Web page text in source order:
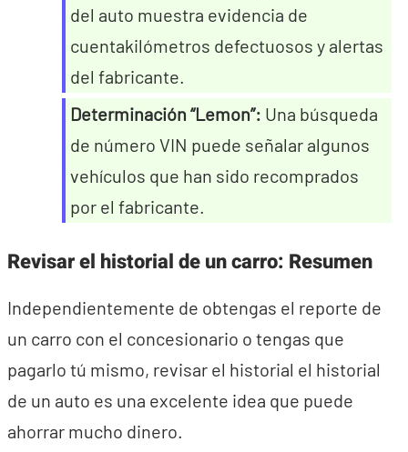
del auto muestra evidencia de
cuentakilómetros defectuosos y alertas
del fabricante.
Determinación “Lemon”: Una búsqueda
de número VIN puede señalar algunos
vehículos que han sido recomprados
por el fabricante.
Revisar el historial de un carro: Resumen
Independientemente de obtengas el reporte de
un carro con el concesionario o tengas que
pagarlo tú mismo, revisar el historial el historial
de un auto es una excelente idea que puede
ahorrar mucho dinero.